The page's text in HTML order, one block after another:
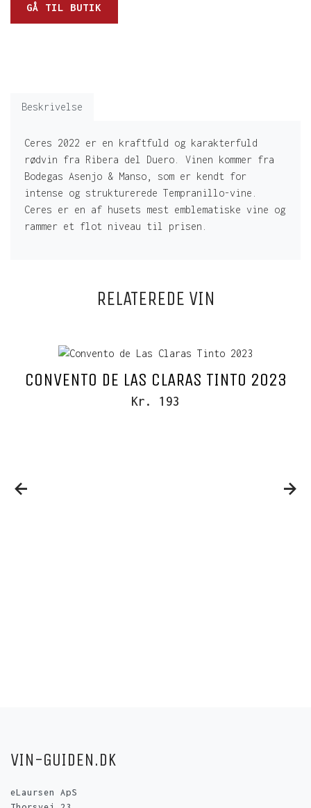
GÅ TIL BUTIK
Beskrivelse
Ceres 2022 er en kraftfuld og karakterfuld
rødvin fra Ribera del Duero. Vinen kommer fra
Bodegas Asenjo & Manso, som er kendt for
intense og strukturerede Tempranillo-vine.
Ceres er en af husets mest emblematiske vine og
rammer et flot niveau til prisen.
RELATEREDE VIN
CONVENTO DE LAS CLARAS TINTO 2023
Kr. 193
VIN-GUIDEN.DK
eLaursen ApS